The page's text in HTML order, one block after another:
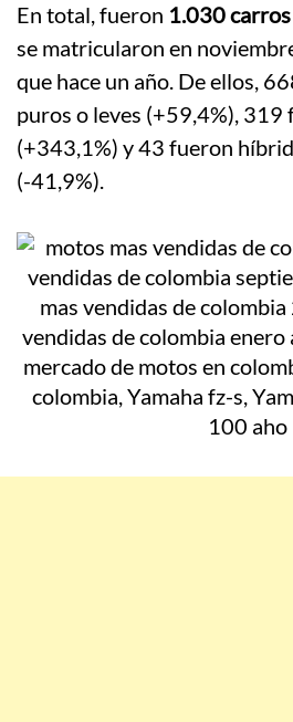
En total, fueron 1.030
se matricularon en
que hace un año. De ellos,
puros o leves (+59,4%), 319
(+343,1%) y 43 fueron
(-41,9%).